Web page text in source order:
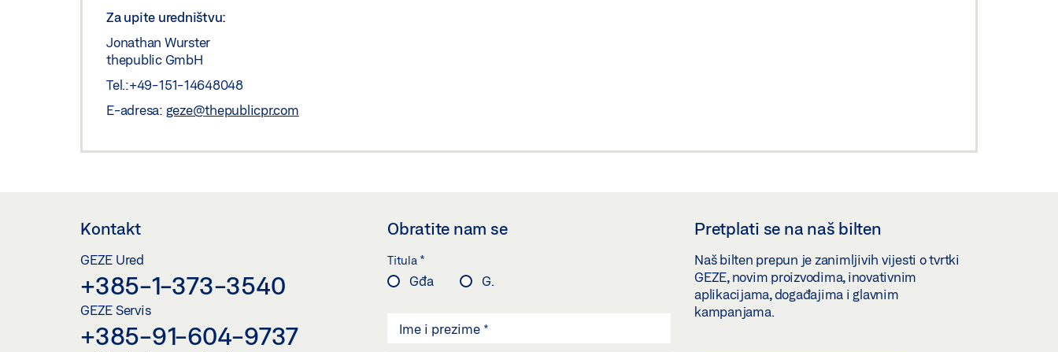
Za upite uredništvu:
Jonathan Wurster
thepublic GmbH
Tel.:+49-151-14648048
E-adresa: geze@thepublicpr.com
Kontakt
GEZE Ured
+385-1-373-3540
GEZE Servis
+385-91-604-9737
Obratite nam se
Titula *
Gđa
G.
Pretplati se na naš bilten
Naš bilten prepun je zanimljivih vijesti o tvrtki
GEZE, novim proizvodima, inovativnim
aplikacijama, događajima i glavnim
kampanjama.